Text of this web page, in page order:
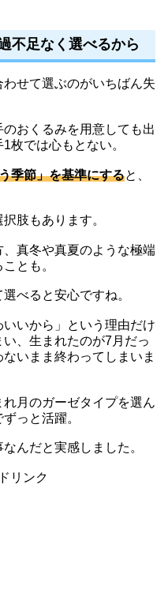
不足なく選べるから
せて選ぶのがいちばん失
おくるみを用意しても出
枚では心もとない。
季節」を基準にすると、
肢もあります。
真冬や真夏のような極端
とも。
べると安心ですね。
いから」という理由だけ
、生まれたのが7月だっ
いまま終わってしまいま
月のガーゼタイプを選ん
っと活躍。
んだと実感しました。
リンク